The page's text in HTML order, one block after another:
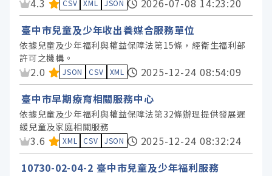
4.3 CSV XML JSON
2026-07-08 14:23:20
臺中市兒童及少年收出養媒合服務單位
依據兒童及少年福利與權益保障法第15條，經衛生福利部
許可之機構。
資料集評分：
2.0 JSON CSV XML
2025-12-24 08:54:09
臺中市早期療育相關服務中心
依據兒童及少年福利與權益保障法第32條辦理提供發展遲
緩兒童及家庭相關服務
資料集評分：
3.6 XML CSV JSON
2025-12-24 08:32:24
10730-02-04-2 臺中市兒童及少年福利服務